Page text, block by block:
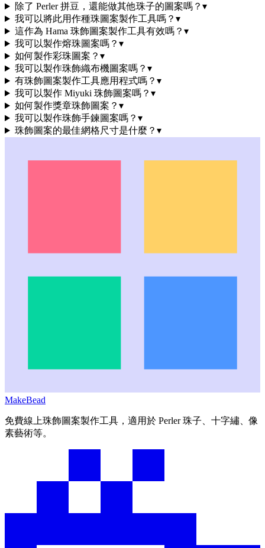
除了 Perler 拼豆，還能做其他珠子的圖案嗎？ ▾
我可以將此用作種珠圖案製作工具嗎？ ▾
這作為 Hama 珠飾圖案製作工具有效嗎？ ▾
我可以製作熔珠圖案嗎？ ▾
如何製作彩珠圖案？ ▾
我可以製作珠飾織布機圖案嗎？ ▾
有珠飾圖案製作工具應用程式嗎？ ▾
我可以製作 Miyuki 珠飾圖案嗎？ ▾
如何製作獎章珠飾圖案？ ▾
我可以製作珠飾手鍊圖案嗎？ ▾
珠飾圖案的最佳網格尺寸是什麼？ ▾
MakeBead
免費線上珠飾圖案製作工具，適用於 Perler 珠子、十字繡、像
素藝術等。